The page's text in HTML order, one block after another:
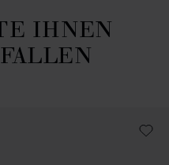
IHNEN